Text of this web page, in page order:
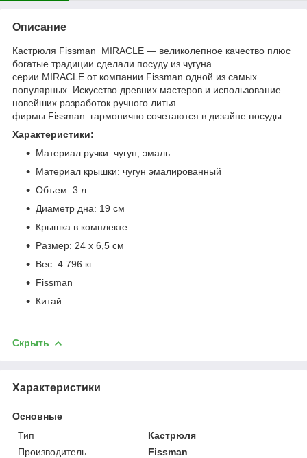
Описание
Кастрюля Fissman MIRACLE — великолепное качество плюс
богатые традиции сделали посуду из чугуна
серии MIRACLE от компании Fissman одной из самых
популярных. Искусство древних мастеров и использование
новейших разработок ручного литья
фирмы Fissman гармонично сочетаются в дизайне посуды.
Характеристики:
Материал ручки: чугун, эмаль
Материал крышки: чугун эмалированный
Объем: 3 л
Диаметр дна: 19 см
Крышка в комплекте
Размер: 24 x 6,5 см
Вес: 4.796 кг
Fissman
Китай
Скрыть
Характеристики
Основные
Тип
Кастрюля
Производитель
Fissman